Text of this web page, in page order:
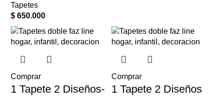
Tapetes
$ 650.000
Comprar
1 Tapete 2 Diseños-
Comprar
1 Tapete 2 Diseños